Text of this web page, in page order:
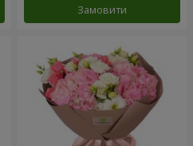
Замовити